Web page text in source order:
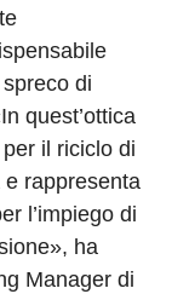
di
quest’ottica
il riciclo di
rappresenta
l’impiego di
ha
Manager di